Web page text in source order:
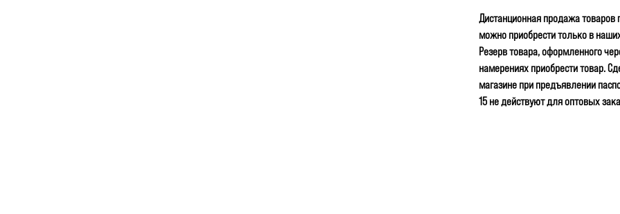
Дистанционная продажа
можно приобрести только в
Резерв товара, оформленного
намерениях приобрести товар.
магазине при предъявлении
15 не действуют для оптовых